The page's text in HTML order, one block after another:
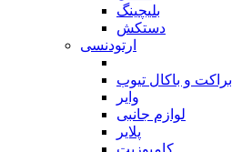
بلیچینگ
دستکش
ارتودنسی
براکت و باکال تیوب
وایر
لوازم جانبی
پلایر
کامپوزیت